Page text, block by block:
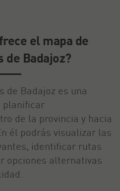
el mapa de
de Badajoz?
de Badajoz es una
planificar
de la provincia y hacia
él podrás visualizar las
identificar rutas
opciones alternativas